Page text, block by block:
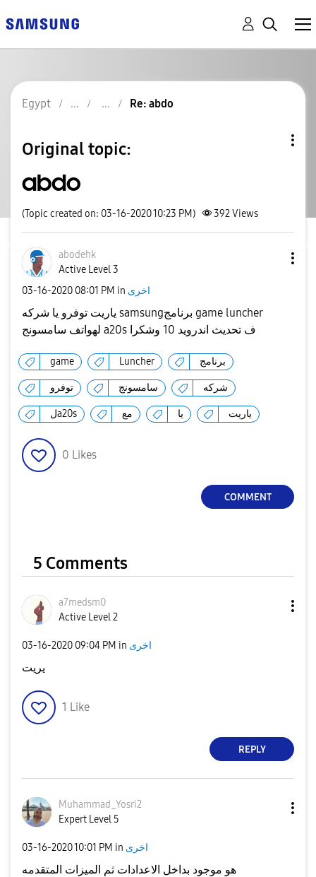
Egypt Re: abdo
Original topic:
abdo
(Topic created on: 03-16-2020 10:23 PM) 392Views
abodehk
Active Level 3
‎03-16-2020 08:01 PM in اخرى
ياريت توفرو يا شركه samsungبرنامج game luncher
لهواتف سامسونج a20s ف تحديث اندرويد 10 وشكرا
game Luncher برنامج
توفرو سامسونج شركه
لa20s مع يا ياريت
0 Likes
COMMENT
5 Comments
a7medsm0
Active Level 2
‎03-16-2020 09:04 PM in اخرى
يريت
1 Like
REPLY
Muhammad_Yosri2
Expert Level 5
‎03-16-202010:01 PM in اخرى
هو موجود بداخل الاعدادات ثم الميزات المتقدمه